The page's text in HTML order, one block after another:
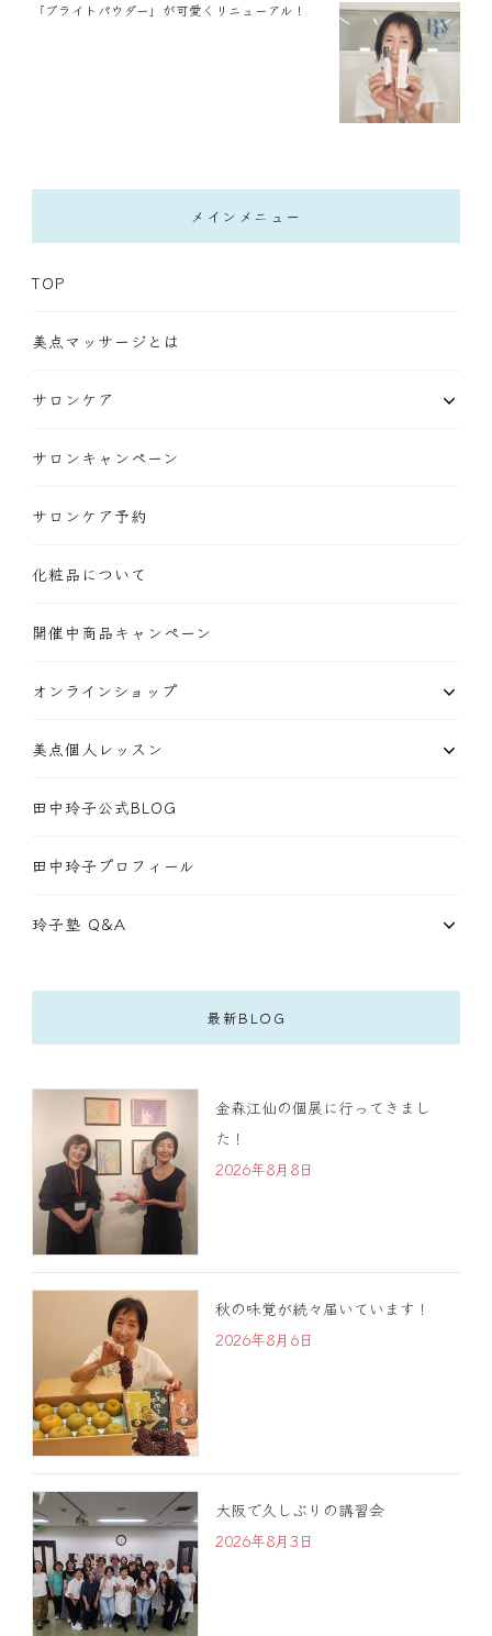
「ブライトパウダー」が可愛くリニューアル！
メインメニュー
TOP
美点マッサージとは
サロンケア
サロンキャンペーン
サロンケア予約
化粧品について
開催中商品キャンペーン
オンラインショップ
美点個人レッスン
田中玲子公式BLOG
田中玲子プロフィール
玲子塾 Q&A
最新BLOG
金森江仙の個展に行ってきまし
た！
2026年8月8日
秋の味覚が続々届いています！
2026年8月6日
大阪で久しぶりの講習会
2026年8月3日